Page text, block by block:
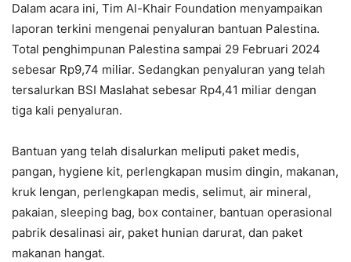
Dalam acara ini, Tim Al-Khair Foundation menyampaikan
laporan terkini mengenai penyaluran bantuan Palestina.
Total penghimpunan Palestina sampai 29 Februari 2024
sebesar Rp9,74 miliar. Sedangkan penyaluran yang telah
tersalurkan BSI Maslahat sebesar Rp4,41 miliar dengan
tiga kali penyaluran.
Bantuan yang telah disalurkan meliputi paket medis,
pangan, hygiene kit, perlengkapan musim dingin, makanan,
kruk lengan, perlengkapan medis, selimut, air mineral,
pakaian, sleeping bag, box container, bantuan operasional
pabrik desalinasi air, paket hunian darurat, dan paket
makanan hangat.